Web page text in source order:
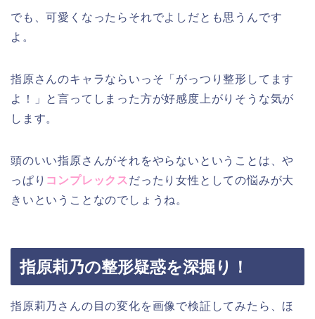
でも、可愛くなったらそれでよしだとも思うんです
よ。
指原さんのキャラならいっそ「がっつり整形してます
よ！」と言ってしまった方が好感度上がりそうな気が
します。
頭のいい指原さんがそれをやらないということは、や
っぱり コンプレックス だったり女性としての悩みが大
きいということなのでしょうね。
指原莉乃の整形疑惑を深掘り！
指原莉乃さんの目の変化を画像で検証してみたら、ほ